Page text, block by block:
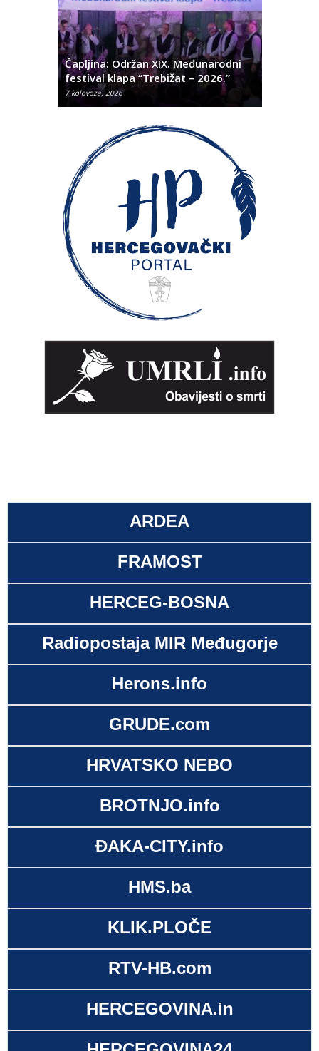
Čapljina: Održan XIX. Međunarodni
festival klapa “Trebižat – 2026.”
7 kolovoza, 2026
ARDEA
FRAMOST
HERCEG-BOSNA
Radiopostaja MIR Međugorje
Herons.info
GRUDE.com
HRVATSKO NEBO
BROTNJO.info
ĐAKA-CITY.info
HMS.ba
KLIK.PLOČE
RTV-HB.com
HERCEGOVINA.in